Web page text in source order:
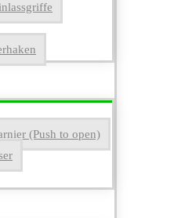
(Push to open)